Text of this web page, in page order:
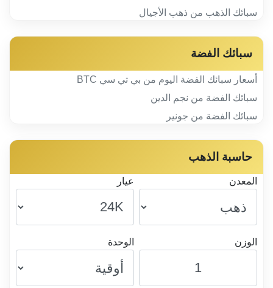
سبائك الذهب من ذهب الأجيال
سبائك الفضة
أسعار سبائك الفضة اليوم من بي تي سي BTC
سبائك الفضة من نجم الدين
سبائك الفضة من جونير
حاسبة الذهب
المعدن عيار
الوزن الوحدة